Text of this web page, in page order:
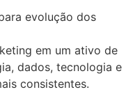
evolução dos
em um ativo de
dados, tecnologia e
consistentes.